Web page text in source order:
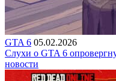
GTA 6 05.02.2026
Слухи о GTA 6
новости